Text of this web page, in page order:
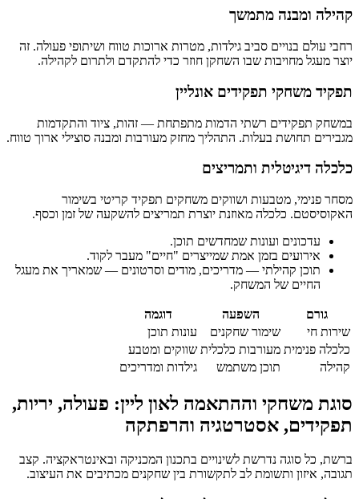
קהילה ומבנה מתמשך
רחבי עולם בנויים סביב גילדות, מטרות ארוכות טווח ושיתופי פעולה. זה
יוצר מעגל מחויבות שבו השחקן חוזר כדי להתקדם ולתרום לקהילה.
תפקיד משחקי תפקידים אונליין
במשחק תפקידים רשתי הדמות מתפתחת — זהות, ציוד והתקדמות
מגבירים תחושת בעלות. התהליך מחזק מעורבות ומבנה סוצילי ארוך טווח.
כלכלה דיגיטלית ותמריצים
מסחר פנימי, מטבעות ושווקים משחקים תפקיד קריטי בשימור
האקוסיסטם. כלכלה מאוזנת יוצרת תמריצים להשקעה של זמן וכסף.
עדכונים ועונות שמחדשים תוכן.
אירועים בזמן אמת שמייצרים "חיים" מעבר לקוד.
תוכן קהילתי — מדריכים, מודים וסרטונים — שמאריך את מעגל
החיים של המשחק.
גורם השפעה
דוגמה
שירות חי
שימור שחקנים
עונות תוכן
כלכלה פנימית מעורבות כלכלית שווקים ומטבע
קהילה
תוכן משתמש גילדות ומדריכים
סוגת משחקי וההתאמה לאון ליין: פעולה, יריות,
תפקידים, אסטרטגיה והרפתקה
ברשת, כל סוגה נדרשת לשינויים בתכנון המכניקה ובאינטראקציה. קצב
תגובה, איזון ותשומת לב לתקשורת בין שחקנים מכתיבים את העיצוב.